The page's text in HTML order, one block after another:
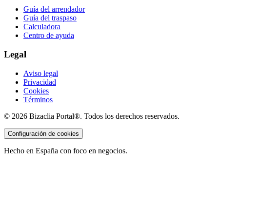
Guía del arrendador
Guía del traspaso
Calculadora
Centro de ayuda
Legal
Aviso legal
Privacidad
Cookies
Términos
© 2026 Bizaclia Portal®. Todos los derechos reservados.
Configuración de cookies
Hecho en España con foco en negocios.